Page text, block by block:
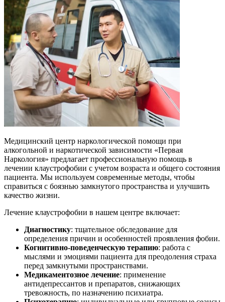
Медицинский центр наркологической помощи при
алкогольной и наркотической зависимости «Первая
Наркология» предлагает профессиональную помощь в
лечении клаустрофобии с учетом возраста и общего состояния
пациента. Мы используем современные методы, чтобы
справиться с боязнью замкнутого пространства и улучшить
качество жизни.
Лечение клаустрофобии в нашем центре включает:
Диагностику: тщательное обследование для
определения причин и особенностей проявления фобии.
Когнитивно-поведенческую терапию: работа с
мыслями и эмоциями пациента для преодоления страха
перед замкнутыми пространствами.
Медикаментозное лечение: применение
антидепрессантов и препаратов, снижающих
тревожность, по назначению психиатра.